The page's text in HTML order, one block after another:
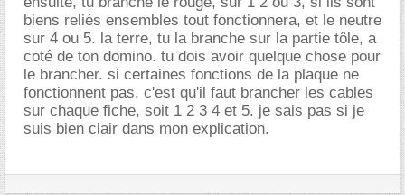
biens reliés ensembles tout fonctionnera, et le neutre
sur 4 ou 5. la terre, tu la branche sur la partie tôle, a
coté de ton domino. tu dois avoir quelque chose pour
le brancher. si certaines fonctions de la plaque ne
fonctionnent pas, c'est qu'il faut brancher les cables
sur chaque fiche, soit 1 2 3 4 et 5. je sais pas si je
suis bien clair dans mon explication.